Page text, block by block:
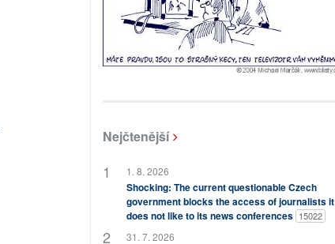
Nejčtenější
1. 8. 2026
Shocking: The current questionable Czech
government blocks the access of journalists it
does not like to its news conferences 15022
31. 7. 2026